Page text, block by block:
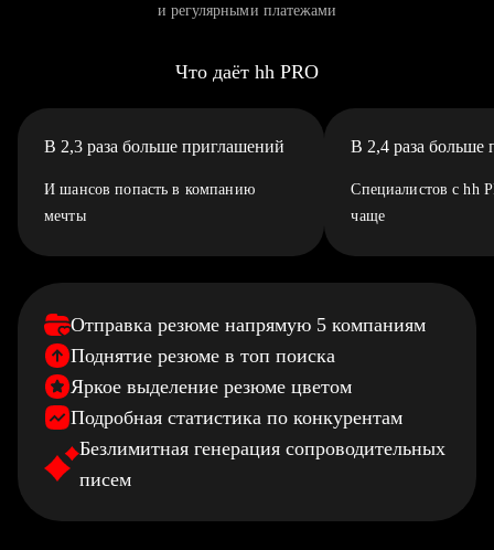
и регулярными платежами
Что даёт hh PRO
В 2,3 раза больше приглашений
И шансов попасть в компанию
мечты
В 2,4 раза больше
Специалистов с hh
чаще
Отправка резюме напрямую 5 компаниям
Поднятие резюме в топ поиска
Яркое выделение резюме цветом
Подробная статистика по конкурентам
Безлимитная генерация сопроводительных
писем